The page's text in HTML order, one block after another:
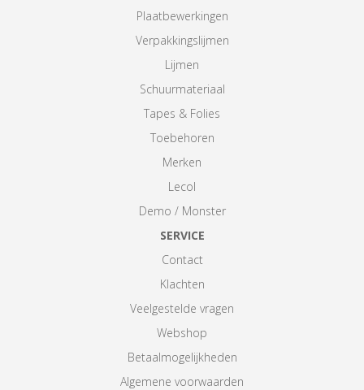
Plaatbewerkingen
Verpakkingslijmen
Lijmen
Schuurmateriaal
Tapes & Folies
Toebehoren
Merken
Lecol
Demo / Monster
SERVICE
Contact
Klachten
Veelgestelde vragen
Webshop
Betaalmogelijkheden
Algemene voorwaarden